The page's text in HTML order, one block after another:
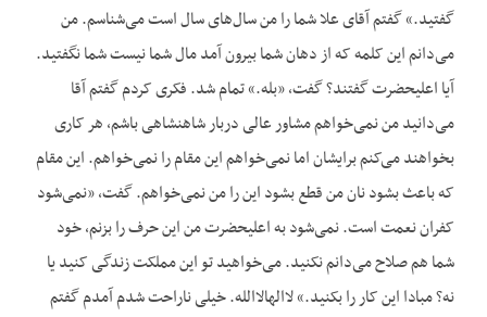
گفتید.» گفتم آقای علا شما را من سال‌های سال است می‌شناسم. من
می‌دانم این کلمه که از دهان شما بیرون آمد مال شما نیست شما نگفتید.
آیا اعلی‎حضرت گفتند؟ گفت، «بله.» تمام شد. فکری کردم گفتم آقا
می‌دانید من نمی‌خواهم مشاور عالی دربار شاهنشاهی باشم، هر کاری
بخواهند می‌کنم برایشان اما نمی‌خواهم این مقام را نمی‌خواهم. این مقام
که باعث بشود نان من قطع بشود این را من نمی‌خواهم. گفت، «نمی‌شود
کفران نعمت است. نمی‌شود به اعلی‎حضرت من این حرف را بزنم، خود
شما هم صلاح می‌دانم نکنید. می‌خواهید تو این مملکت زندگی کنید یا
نه؟ مبادا این کار را بکنید.» لااله‎الاالله. خیلی ناراحت شدم آمدم گفتم